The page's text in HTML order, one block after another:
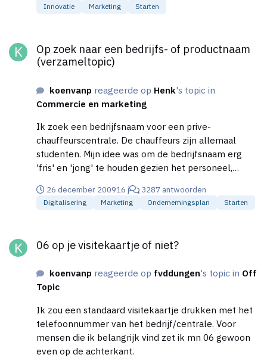
Innovatie Marketing Starten
Op zoek naar een bedrijfs- of productnaam
(verzameltopic)
koenvanp reageerde op Henk's topic in
Commercie en marketing
Ik zoek een bedrijfsnaam voor een prive-
chauffeurscentrale. De chauffeurs zijn allemaal
studenten. Mijn idee was om de bedrijfsnaam erg
'fris' en 'jong' te houden gezien het personeel,
toch vooral ligt bij zakenlieden. De naam moet
bestaan uit 1 of 2 woorden. Hoeft niet perse een
26 december 200916 j 3287 antwoorden
Digitalisering Marketing Ondernemingsplan Starten
06 op je visitekaartje of niet?
koenvanp reageerde op fvddungen's topic in Off
Topic
Ik zou een standaard visitekaartje drukken met het
telefoonnummer van het bedrijf/centrale. Voor
mensen die ik belangrijk vind zet ik mn 06 gewoon
even op de achterkant.